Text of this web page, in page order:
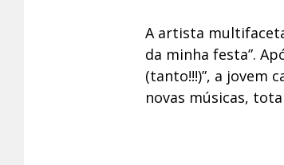
A artista
da minha festa”.
(tanto!!!)”, a jovem
novas músicas,